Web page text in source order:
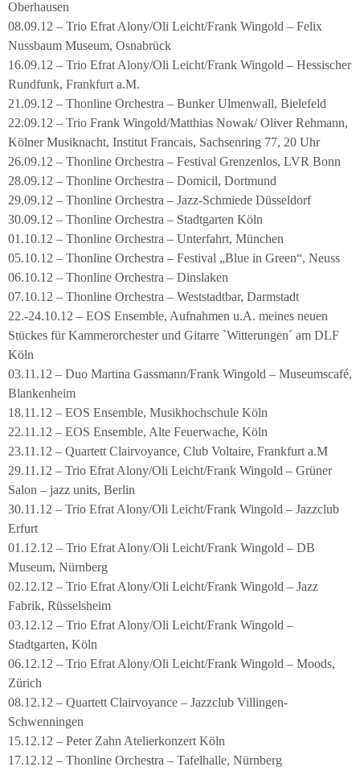
Oberhausen
08.09.12 – Trio Efrat Alony/Oli Leicht/Frank Wingold – Felix
Nussbaum Museum, Osnabrück
16.09.12 – Trio Efrat Alony/Oli Leicht/Frank Wingold – Hessischer
Rundfunk, Frankfurt a.M.
21.09.12 – Thonline Orchestra – Bunker Ulmenwall, Bielefeld
22.09.12 – Trio Frank Wingold/Matthias Nowak/ Oliver Rehmann,
Kölner Musiknacht, Institut Francais, Sachsenring 77, 20 Uhr
26.09.12 – Thonline Orchestra – Festival Grenzenlos, LVR Bonn
28.09.12 – Thonline Orchestra – Domicil, Dortmund
29.09.12 – Thonline Orchestra – Jazz-Schmiede Düsseldorf
30.09.12 – Thonline Orchestra – Stadtgarten Köln
01.10.12 – Thonline Orchestra – Unterfahrt, München
05.10.12 – Thonline Orchestra – Festival „Blue in Green“, Neuss
06.10.12 – Thonline Orchestra – Dinslaken
07.10.12 – Thonline Orchestra – Weststadtbar, Darmstadt
22.-24.10.12 – EOS Ensemble, Aufnahmen u.A. meines neuen
Stückes für Kammerorchester und Gitarre `Witterungen´ am DLF
Köln
03.11.12 – Duo Martina Gassmann/Frank Wingold – Museumscafé,
Blankenheim
18.11.12 – EOS Ensemble, Musikhochschule Köln
22.11.12 – EOS Ensemble, Alte Feuerwache, Köln
23.11.12 – Quartett Clairvoyance, Club Voltaire, Frankfurt a.M
29.11.12 – Trio Efrat Alony/Oli Leicht/Frank Wingold – Grüner
Salon – jazz units, Berlin
30.11.12 – Trio Efrat Alony/Oli Leicht/Frank Wingold – Jazzclub
Erfurt
01.12.12 – Trio Efrat Alony/Oli Leicht/Frank Wingold – DB
Museum, Nürnberg
02.12.12 – Trio Efrat Alony/Oli Leicht/Frank Wingold – Jazz
Fabrik, Rüsselsheim
03.12.12 – Trio Efrat Alony/Oli Leicht/Frank Wingold –
Stadtgarten, Köln
06.12.12 – Trio Efrat Alony/Oli Leicht/Frank Wingold – Moods,
Zürich
08.12.12 – Quartett Clairvoyance – Jazzclub Villingen-
Schwenningen
15.12.12 – Peter Zahn Atelierkonzert Köln
17.12.12 – Thonline Orchestra – Tafelhalle, Nürnberg